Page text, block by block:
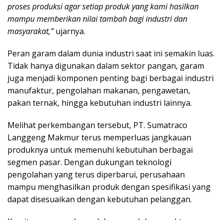
proses produksi agar setiap produk yang kami hasilkan
mampu memberikan nilai tambah bagi industri dan
masyarakat,”ujarnya.
Peran garam dalam dunia industri saat ini semakin luas.
Tidak hanya digunakan dalam sektor pangan, garam
juga menjadi komponen penting bagi berbagai industri
manufaktur, pengolahan makanan, pengawetan,
pakan ternak, hingga kebutuhan industri lainnya.
Melihat perkembangan tersebut, PT. Sumatraco
Langgeng Makmur terus memperluas jangkauan
produknya untuk memenuhi kebutuhan berbagai
segmen pasar. Dengan dukungan teknologi
pengolahan yang terus diperbarui, perusahaan
mampu menghasilkan produk dengan spesifikasi yang
dapat disesuaikan dengan kebutuhan pelanggan.